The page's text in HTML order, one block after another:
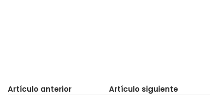
Artículo anterior Artículo siguiente